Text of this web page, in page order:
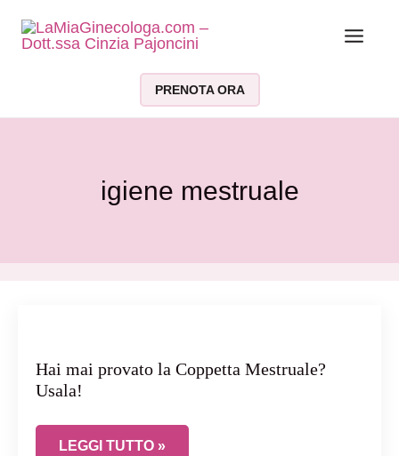
PRENOTA ORA
igiene mestruale
Hai mai provato la Coppetta Mestruale?
Usala!
HAI MAI PROVATO LA COPPETTA MESTRUALE?
LEGGI TUTTO »